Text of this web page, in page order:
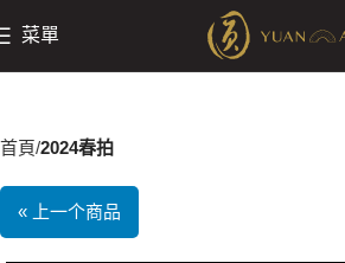
菜單
首頁 2024春拍
« 上一个商品